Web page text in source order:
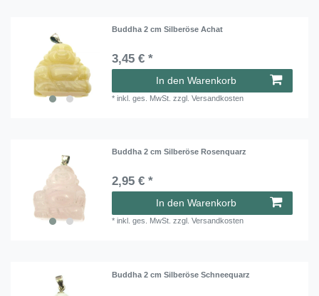
Buddha 2 cm Silberöse Achat
3,45 € *
In den Warenkorb
*inkl. ges. MwSt. zzgl.Versandkosten
Buddha 2 cm Silberöse Rosenquarz
2,95 € *
In den Warenkorb
*inkl. ges. MwSt. zzgl.Versandkosten
Buddha 2 cm Silberöse Schneequarz